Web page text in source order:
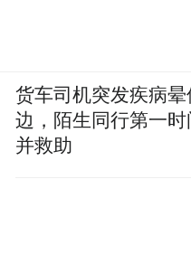
货车司机突发疾病晕
边，陌生同行第一
并救助